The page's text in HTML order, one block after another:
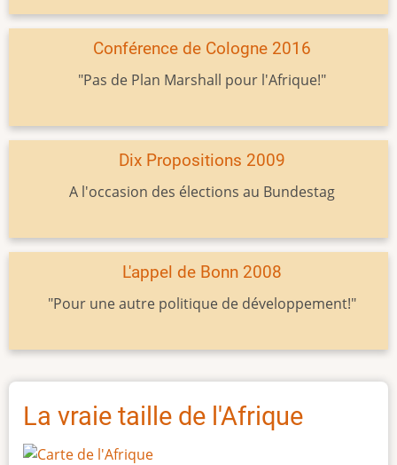
Conférence de Cologne 2016
"Pas de Plan Marshall pour l'Afrique!"
Dix Propositions 2009
A l'occasion des élections au Bundestag
L'appel de Bonn 2008
"Pour une autre politique de développement!"
La vraie taille de l'Afrique